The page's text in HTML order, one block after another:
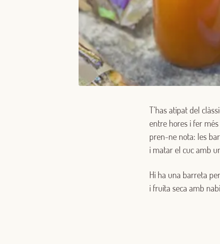
T’has atipat del
entre hores i fer més
pren-ne nota: les
i matar el cuc amb
Hi ha una barreta
i fruita seca amb